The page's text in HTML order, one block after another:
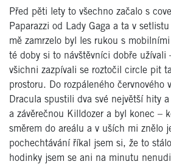
Před pěti lety to všechno začalo s
Paparazzi od Lady Gaga a ta v
mě zamrzelo byl les rukou s
té doby si to návštěvníci dobře užívali
všichni zazpívali se roztočil circle pit
prostoru. Do rozpáleného červnového
Dracula spustili dva své největší hity
a závěrečnou Killdozer a byl konec –
směrem do areálu a v uších mi znělo
pochechtávání říkal jsem si, že to
hodinky jsem se ani na minutu